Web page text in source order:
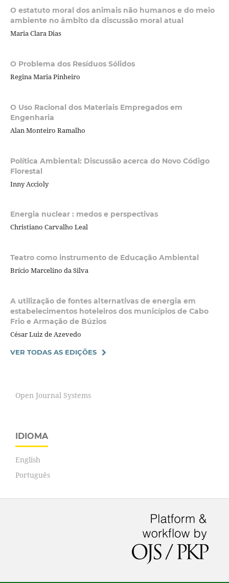
O estatuto moral dos animais não humanos e do meio
ambiente no âmbito da discussão moral atual
Maria Clara Dias
O Problema dos Resíduos Sólidos
Regina Maria Pinheiro
O Uso Racional dos Materiais Empregados em
Engenharia
Alan Monteiro Ramalho
Política Ambiental: Discussão acerca do Novo Código
Florestal
Inny Accioly
Energia nuclear : medos e perspectivas
Christiano Carvalho Leal
Teatro como instrumento de Educação Ambiental
Brício Marcelino da Silva
A utilização de fontes alternativas de energia em
estabelecimentos hoteleiros dos municípios de Cabo
Frio e Armação de Búzios
César Luiz de Azevedo
VER TODAS AS EDIÇÕES
Open Journal Systems
IDIOMA
English
Português